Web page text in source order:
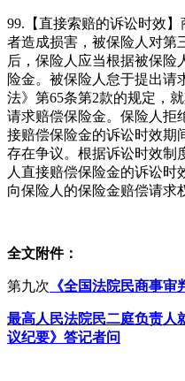
99.【直接索赔的诉讼时效
者造成损害，被保险人对第
后，保险人应当根据被保险
险金。被保险人怠于提出请
法》第65条第2款的规定，
请求赔偿保险金。保险人拒
接赔偿保险金的诉讼时效期
存在争议。根据诉讼时效制
人直接赔偿保险金的诉讼时
向保险人的保险金赔偿请求
全文附件：
第九次 《全国法院民商事审
最高人民法院民二庭负责人
议纪要》答记者问